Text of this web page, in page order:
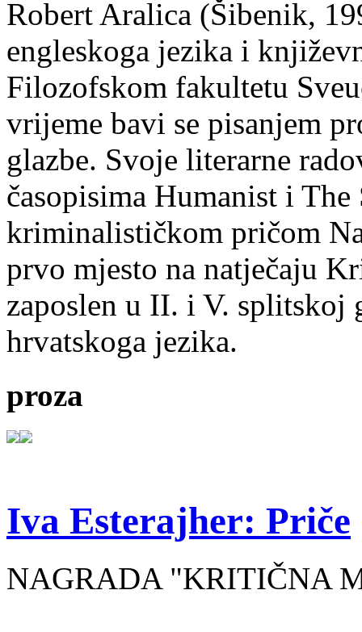
Robert Aralica (Šibenik,
engleskoga jezika i
Filozofskom fakultetu
vrijeme bavi se pisanjem
glazbe. Svoje literarne
časopisima Humanist i
kriminalističkom pričom
prvo mjesto na natječaju
zaposlen u II. i V. splitskoj
hrvatskoga jezika.
proza
Iva Esterajher: Priče
NAGRADA "KRITIČNA